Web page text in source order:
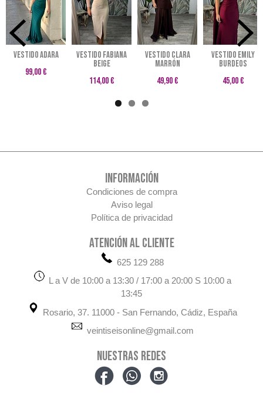
VESTIDO ADARA
99,00 €
VESTIDO FABIANA
BEIGE
114,00 €
VESTIDO CLARA
MARRÓN
49,90 €
VESTIDO EMILY
BURDEOS
45,00 €
INFORMACIÓN
Condiciones de compra
Aviso legal
Política de privacidad
ATENCIÓN AL CLIENTE
625 129 288
L a V de 10:00 a 13:30 / 17:00 a 20:00 S 10:00 a
13:45
Rosario, 37. 11000 - San Fernando, Cádiz, España
veintiseisonline@gmail.com
NUESTRAS REDES